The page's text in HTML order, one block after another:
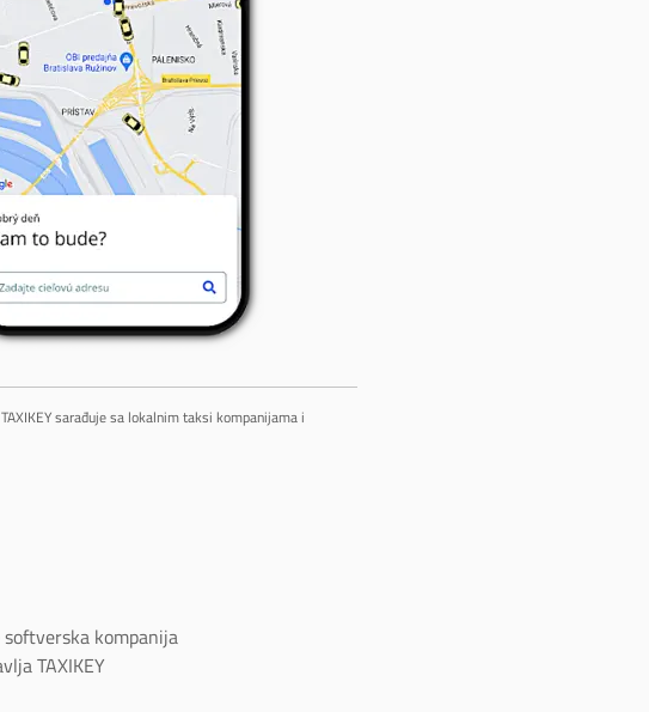
sarađuje sa lokalnim taksi kompanijama i
softverska kompanija
TAXIKEY